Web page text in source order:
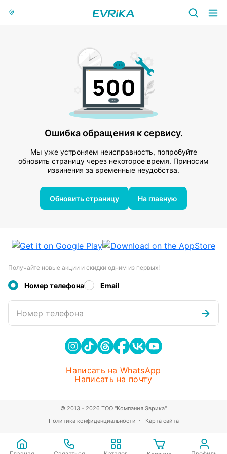
Ошибка обращения к сервису.
Мы уже устроняем неисправность, попробуйте
обновить страницу через некоторое время. Приносим
извинения за временные неудобства.
Обновить страницу На главную
Получайте новые акции и скидки одним из первых!
Номер телефона Email
Номер телефона
Написать на WhatsApp
Написать на почту
Политика конфиденциальности Карта сайта
© 2013 - 2026 ТОО "Компания Эврика"